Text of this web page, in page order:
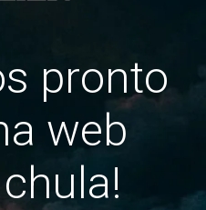
pronto
web